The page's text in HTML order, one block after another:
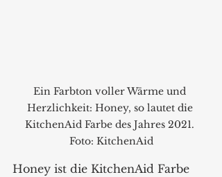
Ein Farbton voller Wärme und
Herzlichkeit: Honey, so lautet die
KitchenAid Farbe des Jahres 2021.
Foto: KitchenAid
Honey ist die KitchenAid Farbe